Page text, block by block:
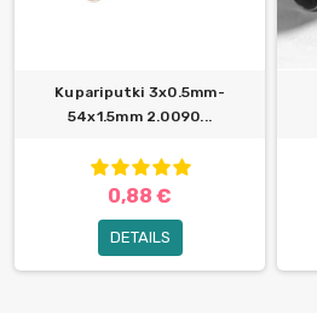
Kupariputki 3x0.5mm-
54x1.5mm 2.0090...
0,88 €
DETAILS